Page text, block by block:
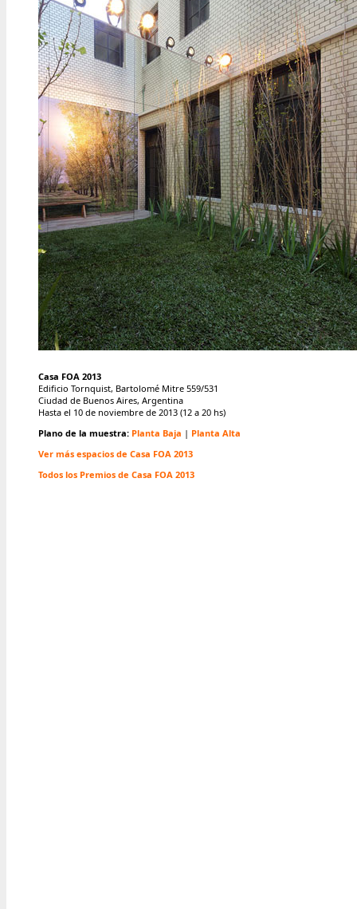
Casa FOA 2013
Edificio Tornquist, Bartolomé Mitre 559/531
Ciudad de Buenos Aires, Argentina
Hasta el 10 de noviembre de 2013 (12 a 20 hs)
Plano de la muestra: Planta Baja | Planta Alta
Ver más espacios de Casa FOA 2013
Todos los Premios de Casa FOA 2013